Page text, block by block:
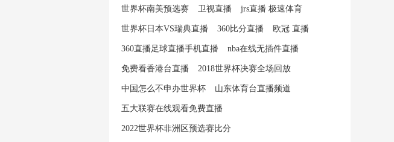
世界杯南美预选赛 卫视直播 jrs直播 极速体育
世界杯日本VS瑞典直播 360比分直播 欧冠 直播
360直播足球直播手机直播 nba在线无插件直播
免费看香港台直播 2018世界杯决赛全场回放
中国怎么不申办世界杯 山东体育台直播频道
五大联赛在线观看免费直播
2022世界杯非洲区预选赛比分